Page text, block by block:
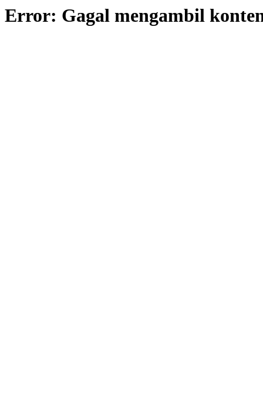
Error: Gagal mengambil